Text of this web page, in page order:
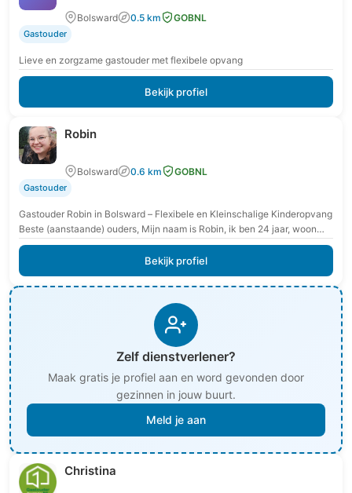
Bolsward 0.5 km GOBNL
Gastouder
Lieve en zorgzame gastouder met flexibele opvang
Bekijk profiel
Robin
Bolsward 0.6 km GOBNL
Gastouder
Gastouder Robin in Bolsward – Flexibele en Kleinschalige Kinderopvang
Beste (aanstaande) ouders, Mijn naam is Robin, ik ben 24 jaar, woon
samen met mijn partner…
Bekijk profiel
Zelf dienstverlener?
Maak gratis je profiel aan en word gevonden door
gezinnen in jouw buurt.
Meld je aan
Christina